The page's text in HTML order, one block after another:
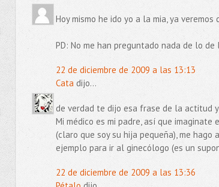
Hoy mismo he ido yo a la mia, ya veremos
PD: No me han preguntado nada de lo
22 de diciembre de 2009 a las 13:13
Catadijo...
de verdad te dijo esa frase de la actitud y
Mi médico es mi padre, así que
(claro que soy su hija pequeña), me
ejemplo para ir al ginecólogo (es un
22 de diciembre de 2009 a las 13:36